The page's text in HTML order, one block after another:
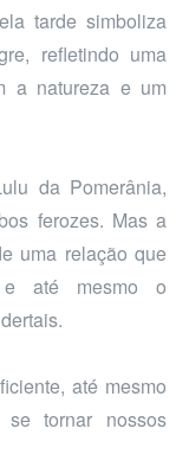
tarde simboliza
refletindo uma
a natureza e um
da Pomerânia,
ferozes. Mas a
uma relação que
e até mesmo o
até mesmo
se tornar nossos